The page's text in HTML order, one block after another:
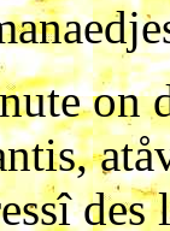
on
des